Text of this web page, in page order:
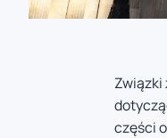
Związki
części